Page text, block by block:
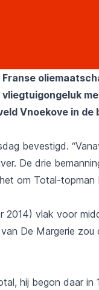
Vnoekove in de
bevestigd.
De drie
om Total-topman
2014) vlak voor
De Margerie zou
hij begon daar in